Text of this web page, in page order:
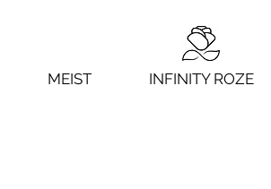
MEIST INFINITY ROZE